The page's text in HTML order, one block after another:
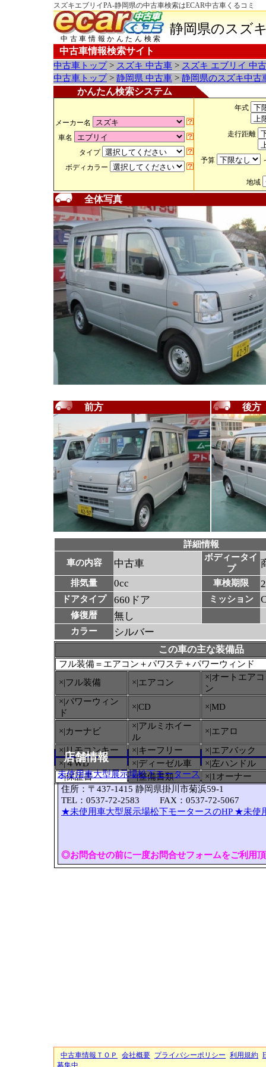
スズキエブリイPA-静岡県の中古車検索はECAR中古車くるコミ
中古車情報かんたん検索
静岡県のスズ
中古車情報検索サイト
中古車トップ> スズキ 中古車 > スズキ エブリイ 中
中古車トップ> 静岡県 中古車 > 静岡県のスズキ中古
かんたん検索システム
メーカー名
車名
タイプ
ボディカラー
年式
走行距離
予算
地域
全体写真
前方 後方
詳細情報
車の内容
中古車
ボディータイ
プ
排気量 0cc 車検期限
ドアタイプ 660ドア ミッション
修復暦 無し
カラー シルバー
この車の主な装備品
フル装備＝エアコン＋パワステ＋パワーウィンド
×|フル装備
×|エアコン
×|オートエアコ
ン
×|パワーウィン
ド
×|CD ×|MD
×|カーナビ
×|アルミホイー
ル
×|エアロ
×|リモコンキー
×|キーフリー
×|エアバック
×|４WD
×|ディーゼル車
×|左ハンドル
○|保証書 ×|整備書類 ×|1オーナー
店舗情報
未使用車大型展示場松下モータース
住所：〒437-1415 静岡県掛川市菊浜59-1
TEL：0537-72-2583 FAX：0537-72-5067
★未使用車大型展示場松下モータースのHP ★未使
◎お問合せの前に一度お問合せフォームをご利用
中古車情報ＴＯＰ 会社概要 プライバシーポリシー 利用規約
募集中